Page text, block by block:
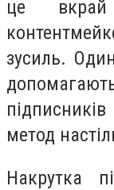
це
зусиль.
метод
Накрутка